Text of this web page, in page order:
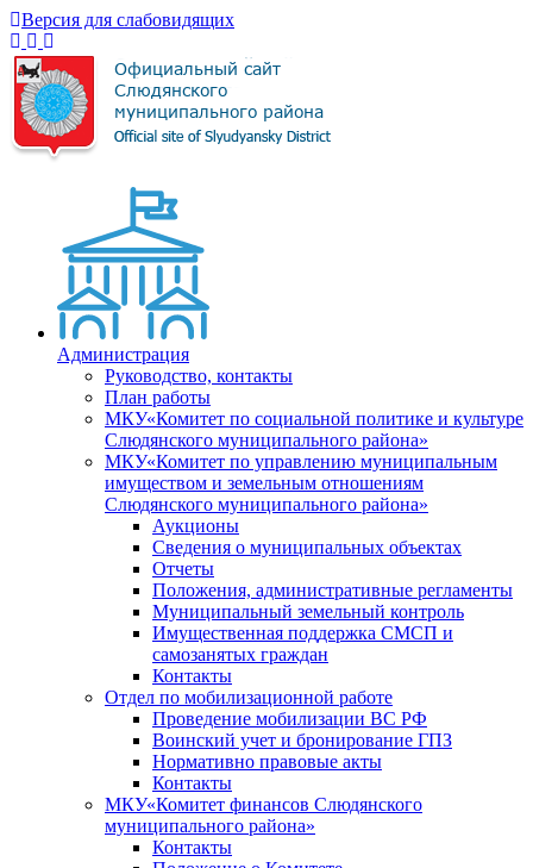
Версия для слабовидящих
Администрация
Руководство, контакты
План работы
МКУ«Комитет по социальной политике и культуре
Слюдянского муниципального района»
МКУ«Комитет по управлению муниципальным
имуществом и земельным отношениям
Слюдянского муниципального района»
Аукционы
Сведения о муниципальных объектах
Отчеты
Положения, административные регламенты
Муниципальный земельный контроль
Имущественная поддержка СМСП и
самозанятых граждан
Контакты
Отдел по мобилизационной работе
Проведение мобилизации ВС РФ
Воинский учет и бронирование ГПЗ
Нормативно правовые акты
Контакты
МКУ«Комитет финансов Слюдянского
муниципального района»
Контакты